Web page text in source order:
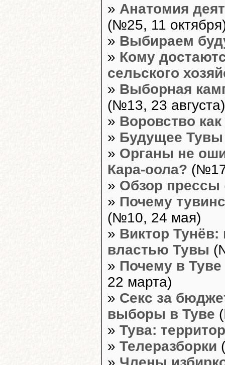
» Анатомия
(№25, 11
» Выбираем
» Кому
сельского
» Выборная
(№13, 23 августа)
» Воровство
» Будущее Тувы
» Органы не
Кара-оола?
» Обзор прессы
» Почему
(№10, 24 мая)
» Виктор
властью Тувы
» Почему в Туве
22 марта)
» Секс за
выборы в Туве
» Тува:
» Телеразборки